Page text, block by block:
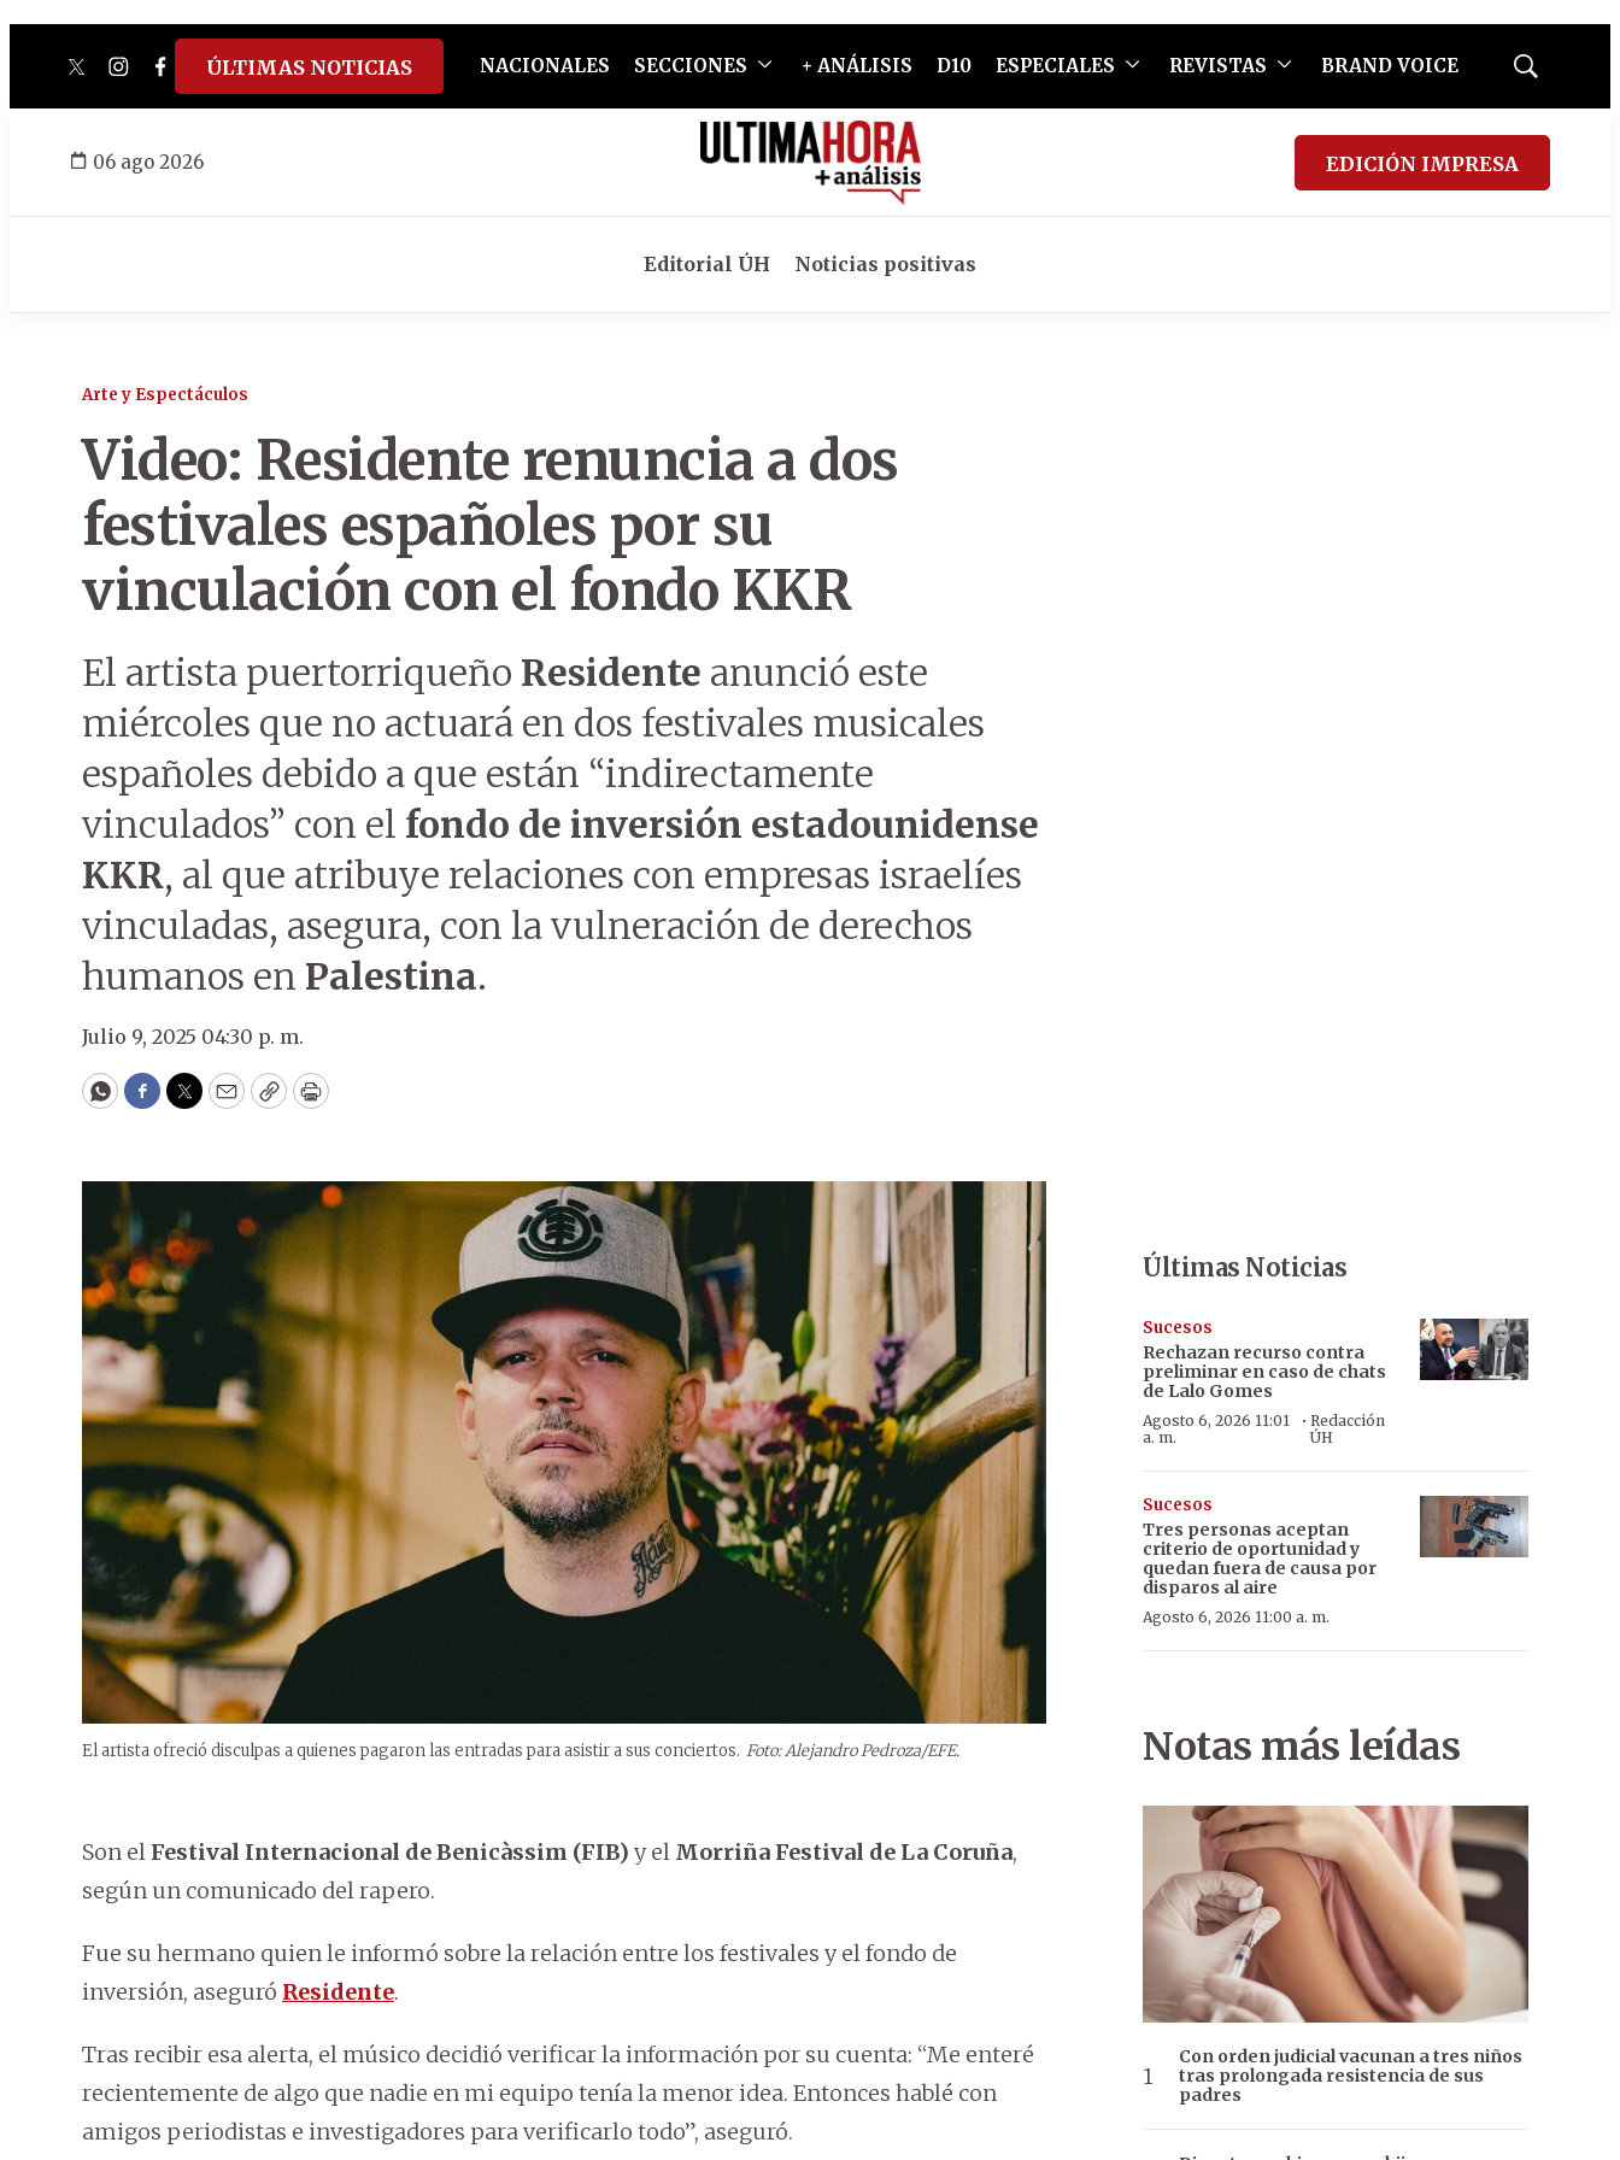
twitterinstagram
facebook
tiktokyoutube
spotify
ÚLTIMAS NOTICIAS NACIONALES SECCIONES + ANÁLISIS D10 ESPECIALES REVISTAS BRAND VOICE
Mostrar
06 ago 2026 EDICIÓN IMPRESA
Editorial ÚH Noticias positivas
Arte y Espectáculos
Video: Residente renuncia a dos
festivales españoles por su
vinculación con el fondo KKR
El artista puertorriqueño Residente anunció este
miércoles que no actuará en dos festivales musicales
españoles debido a que están “indirectamente
vinculados” con el fondo de inversión estadounidense
KKR, al que atribuye relaciones con empresas israelíes
vinculadas, asegura, con la vulneración de derechos
humanos en Palestina.
Julio 9, 2025 04:30 p. m.
WhatsApp
Facebook
Twitter
EmailCopyPrint
El artista ofreció disculpas a quienes pagaron las entradas para asistir a sus conciertos. Foto: Alejandro Pedroza/EFE.
Son el Festival Internacional de Benicàssim (FIB) y el Morriña Festival de La Coruña,
según un comunicado del rapero.
Fue su hermano quien le informó sobre la relación entre los festivales y el fondo de
inversión, aseguró Residente.
Tras recibir esa alerta, el músico decidió verificar la información por su cuenta: “Me enteré
recientemente de algo que nadie en mi equipo tenía la menor idea. Entonces hablé con
amigos periodistas e investigadores para verificarlo todo”, aseguró.
Últimas Noticias
Sucesos
Rechazan recurso contra
preliminar en caso de chats
de Lalo Gomes
Agosto 6, 2026 11:01
a. m.
·Redacción
ÚH
Sucesos
Tres personas aceptan
criterio de oportunidad y
quedan fuera de causa por
disparos al aire
Agosto 6, 2026 11:00 a. m.
Notas más leídas
Con orden judicial vacunan a tres niños
tras prolongada resistencia de sus
padres